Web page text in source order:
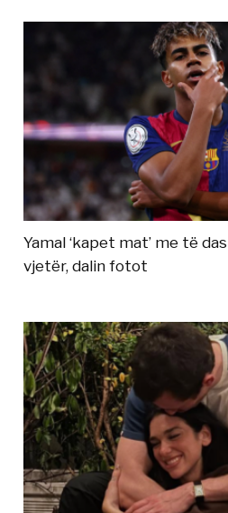
Yamal ‘kapet mat’ me të
vjetër, dalin fotot